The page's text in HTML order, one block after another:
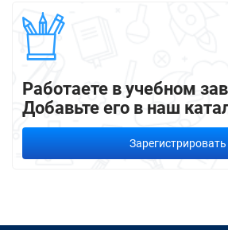
Работаете в учебном
Добавьте его в наш
Зарегистрировать